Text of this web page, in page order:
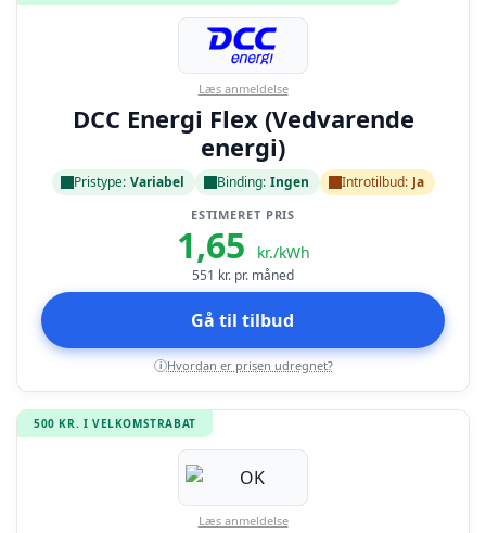
Læs anmeldelse
DCC Energi Flex (Vedvarende
energi)
Pristype: Variabel Binding: Ingen Introtilbud: Ja
ESTIMERET PRIS
1,65 kr./kWh
551 kr. pr. måned
Gå til tilbud
i Hvordan er prisen udregnet?
500 KR. I VELKOMSTRABAT
Læs anmeldelse